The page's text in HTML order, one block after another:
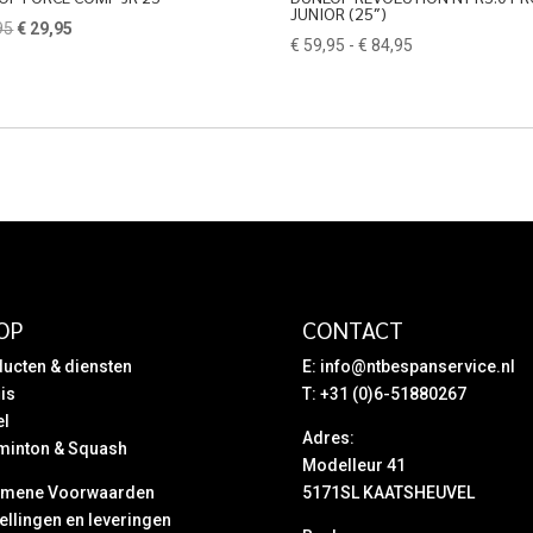
Oorspronkelijke
€ 29,95
JUNIOR (25″)
€ 59,95 - € 84,95
& diensten
& Squash
Voorwaarden
en leveringen
CONTACT
E: info@ntbespanservice.nl
T: +31 (0)6-51880267
Adres:
Modelleur 41
5171SL KAATSHEUVEL